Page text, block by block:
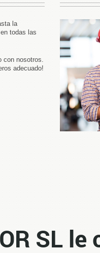
la
todas las
nosotros.
adecuado!
SL